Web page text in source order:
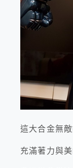
這大合金無
充滿著力與